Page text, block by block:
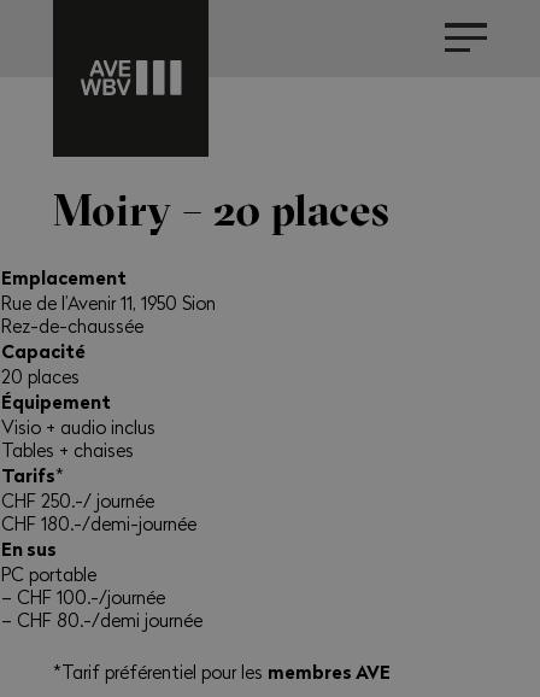
Moiry – 20 places
Emplacement
Rue de l’Avenir 11, 1950 Sion
Rez-de-chaussée
Capacité
20 places
Équipement
Visio + audio inclus
Tables + chaises
Tarifs*
CHF 250.-/ journée
CHF 180.-/demi-journée
En sus
PC portable
– CHF 100.-/journée
– CHF 80.-/demi journée
*Tarif préférentiel pour les membres AVE